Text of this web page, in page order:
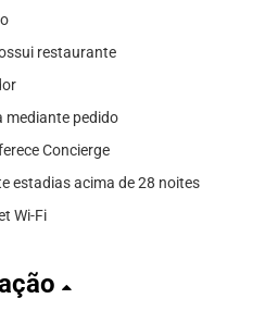
restaurante
mediante pedido
Concierge
estadias acima de 28 noites
Wi-Fi